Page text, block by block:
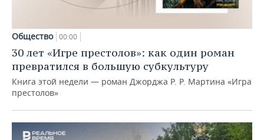
Общество 00:00
30 лет «Игре престолов»: как один роман
превратился в большую субкультуру
Книга этой недели — роман Джорджа Р. Р. Мартина «Игра
престолов»